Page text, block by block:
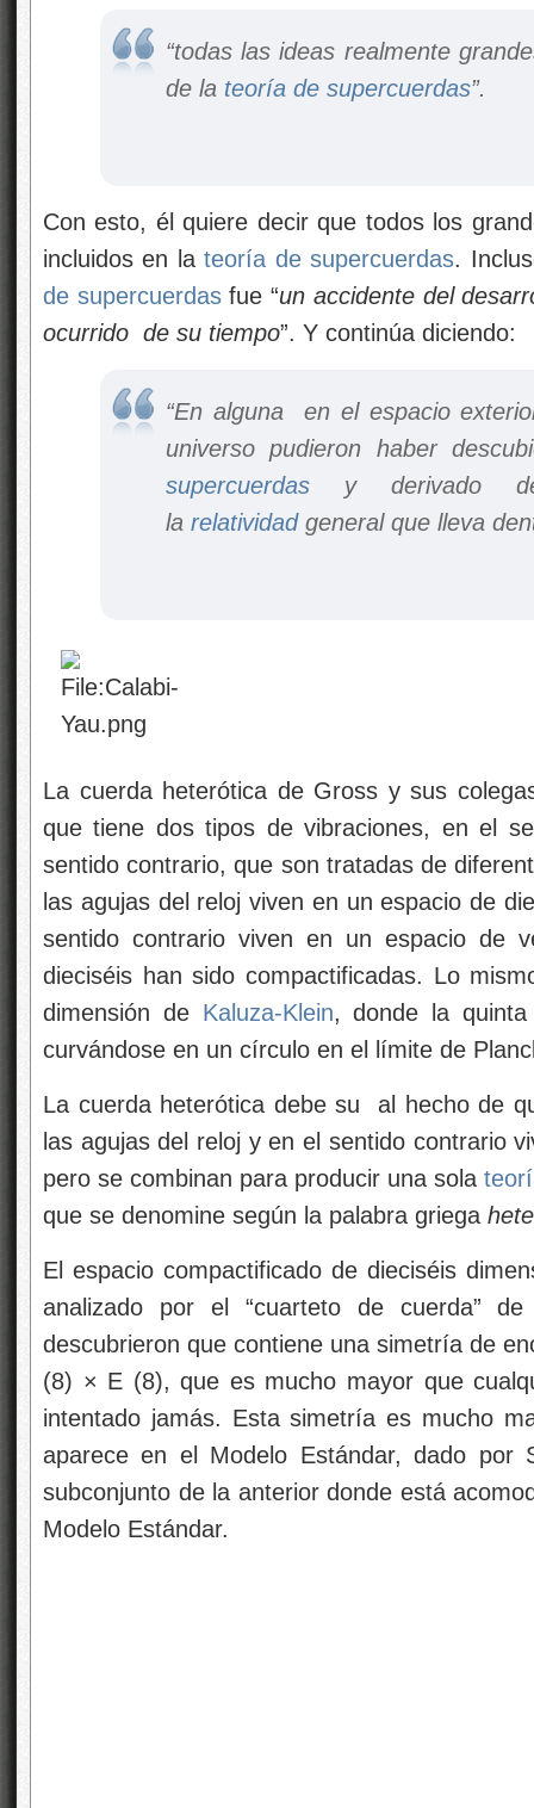
“todas las ideas realmente
de la teoría de supercuerdas”.
Con esto, él quiere decir que todos los
incluidos en lateoría de supercuerdas.
de supercuerdasfue “un accidente del
ocurrido de su tiempo”. Y continúa diciendo:
“En alguna
en el espacio
universo pudieron haber
supercuerdas y derivado
la relatividadgeneral que lleva
La cuerda heterótica de Gross y sus
que tiene dos tipos de vibraciones, en el
sentido contrario, que son tratadas de
las agujas del reloj viven en un espacio de
sentido contrario viven en un espacio de
dieciséis han sido compactificadas. Lo
dimensión de Kaluza-Klein, donde la quinta
curvándose en un círculo en el límite de
La cuerda heterótica debe su
al hecho de
las agujas del reloj y en el sentido contrario
pero se combinan para producir una sola
que se denomine según la palabra griega
El espacio compactificado de dieciséis
analizado por el “cuarteto de cuerda”
descubrieron que contiene una simetría de
(8) × E (8), que es mucho mayor que
intentado jamás. Esta simetría es mucho
aparece en el Modelo Estándar, dado
subconjunto de la anterior donde está
Modelo Estándar.